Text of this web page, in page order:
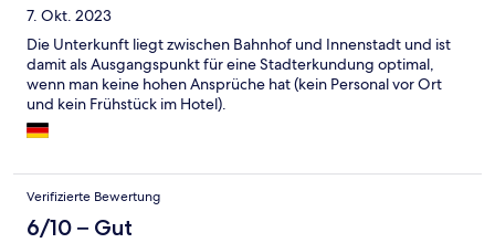
7. Okt. 2023
Die Unterkunft liegt zwischen Bahnhof und Innenstadt und ist
damit als Ausgangspunkt für eine Stadterkundung optimal,
wenn man keine hohen Ansprüche hat (kein Personal vor Ort
und kein Frühstück im Hotel).
Verifizierte Bewertung
6/10 – Gut